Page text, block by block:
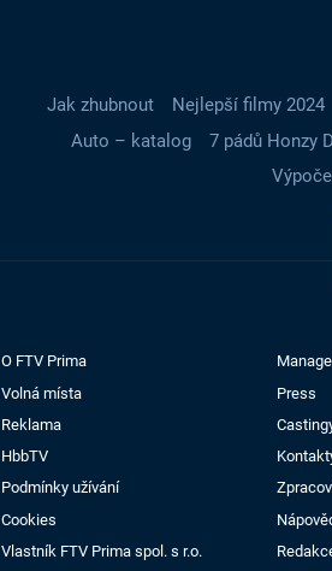
Jak zhubnout Nejlepší filmy 2024
Auto – katalog
7 pádů Honzy
O FTV Prima
Volná místa
Press
Reklama
HbbTV
Podmínky užívání
Cookies
Vlastník FTV Prima spol. s r.o.